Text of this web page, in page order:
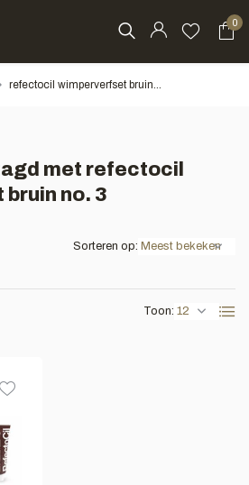
0
refectocil wimperverfset bruin...
met refectocil
no. 3
Toon:
Sorteren op: